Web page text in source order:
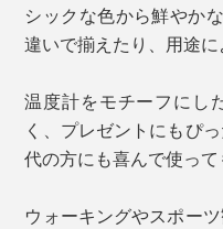
シックな色から鮮やか
違いで揃えたり、用途に
温度計をモチーフにし
く、プレゼントにもぴ
代の方にも喜んで使って
ウォーキングやスポー